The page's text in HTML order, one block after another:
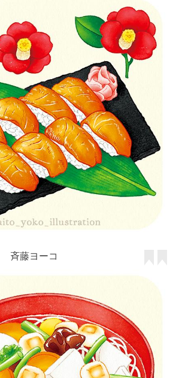
斉藤ヨーコ